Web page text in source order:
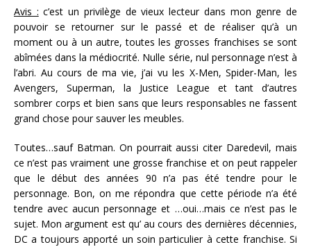
Avis : c’est un privilège de vieux lecteur dans mon genre de
pouvoir se retourner sur le passé et de réaliser qu’à un
moment ou à un autre, toutes les grosses franchises se sont
abîmées dans la médiocrité. Nulle série, nul personnage n’est à
l’abri. Au cours de ma vie, j’ai vu les X-Men, Spider-Man, les
Avengers, Superman, la Justice League et tant d’autres
sombrer corps et bien sans que leurs responsables ne fassent
grand chose pour sauver les meubles.
Toutes…sauf Batman. On pourrait aussi citer Daredevil, mais
ce n’est pas vraiment une grosse franchise et on peut rappeler
que le début des années 90 n’a pas été tendre pour le
personnage. Bon, on me répondra que cette période n’a été
tendre avec aucun personnage et …oui…mais ce n’est pas le
sujet. Mon argument est qu’ au cours des dernières décennies,
DC a toujours apporté un soin particulier à cette franchise. Si